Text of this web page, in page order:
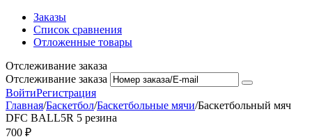
Заказы
Список сравнения
Отложенные товары
Отслеживание заказа
Отслеживание заказа
ВойтиРегистрация
Главная/Баскетбол/Баскетбольные мячи/Баскетбольный мяч
DFC BALL5R 5 резина
‍700‍ ₽